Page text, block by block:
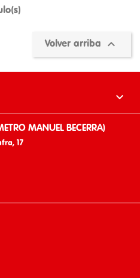
Volver arriba 

MANUEL BECERRA)
17